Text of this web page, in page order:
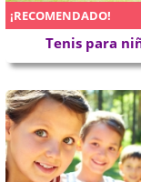
¡RECOMENDADO!
Tenis para